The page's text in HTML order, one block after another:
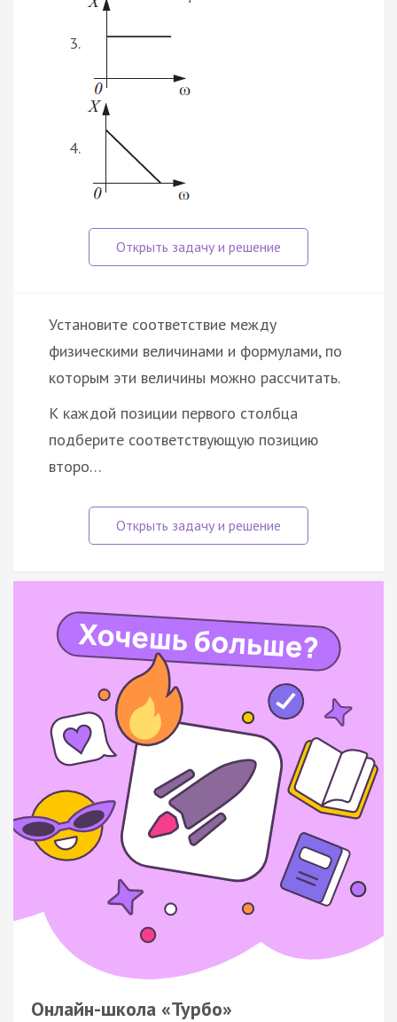
Установите соответствие между
физическими величинами и формулами, по
которым эти величины можно рассчитать.
К каждой позиции первого столбца
подберите соответствующую позицию
второ…
Онлайн-школа «Турбо»